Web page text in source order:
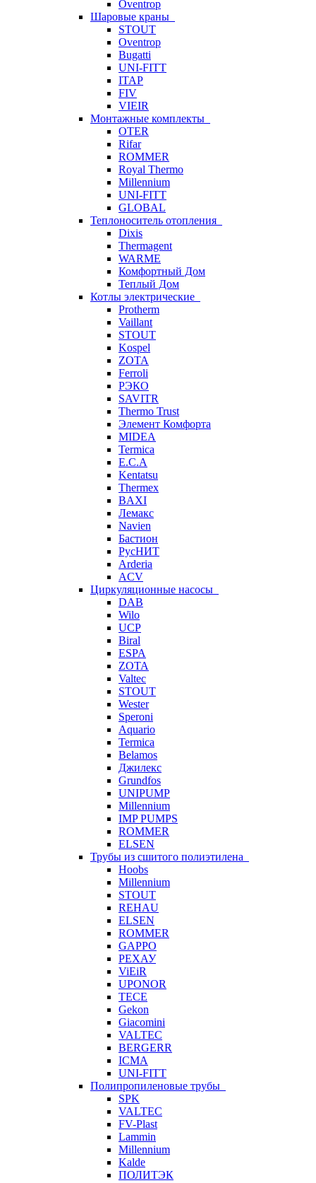
Oventrop
Шаровые краны
STOUT
Oventrop
Bugatti
UNI-FITT
ITAP
FIV
VIEIR
Монтажные комплекты
OTER
Rifar
ROMMER
Royal Thermo
Millennium
UNI-FITT
GLOBAL
Теплоноситель отопления
Dixis
Thermagent
WARME
Комфортный Дом
Теплый Дом
Котлы электрические
Protherm
Vaillant
STOUT
Kospel
ZOTA
Ferroli
РЭКО
SAVITR
Thermo Trust
Элемент Комфорта
MIDEA
Termica
E.C.A
Kentatsu
Thermex
BAXI
Лемакс
Navien
Бастион
РусНИТ
Arderia
ACV
Циркуляционные насосы
DAB
Wilo
UCP
Biral
ESPA
ZOTA
Valtec
STOUT
Wester
Speroni
Aquario
Termica
Belamos
Джилекс
Grundfos
UNIPUMP
Millennium
IMP PUMPS
ROMMER
ELSEN
Трубы из сшитого полиэтилена
Hoobs
Millennium
STOUT
REHAU
ELSEN
ROMMER
GAPPO
РЕХАУ
ViEiR
UPONOR
TECE
Gekon
Giacomini
VALTEC
BERGERR
ICMA
UNI-FITT
Полипропиленовые трубы
SPK
VALTEC
FV-Plast
Lammin
Millennium
Kalde
ПОЛИТЭК